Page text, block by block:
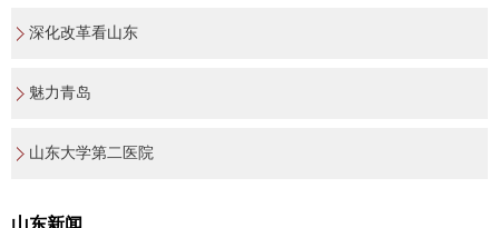
深化改革看山东
魅力青岛
山东大学第二医院
山东新闻